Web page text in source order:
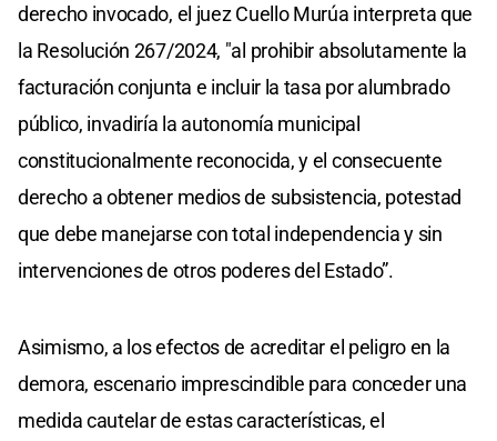
derecho invocado, el juez Cuello Murúa interpreta que
la Resolución 267/2024, "al prohibir absolutamente la
facturación conjunta e incluir la tasa por alumbrado
público, invadiría la autonomía municipal
constitucionalmente reconocida, y el consecuente
derecho a obtener medios de subsistencia, potestad
que debe manejarse con total independencia y sin
intervenciones de otros poderes del Estado”.
Asimismo, a los efectos de acreditar el peligro en la
demora, escenario imprescindible para conceder una
medida cautelar de estas características, el